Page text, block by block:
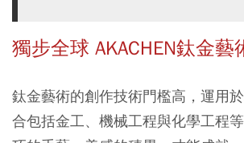
獨步全球 AKACHEN鈦金藝
鈦金藝術的創作技術門檻高，運用
合包括金工、機械工程與化學工程